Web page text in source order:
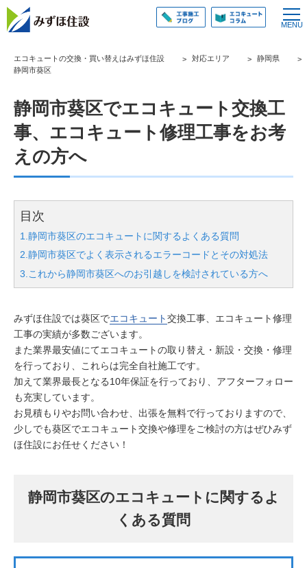
エコキュートの交換・買い替えはみずほ住設 対応エリア
静岡県
静岡市葵区
静岡市葵区でエコキュート交換工
事、エコキュート修理工事をお考
えの方へ
目次
1.静岡市葵区のエコキュートに関するよくある質問
2.静岡市葵区でよく表示されるエラーコードとその対処法
3.これから静岡市葵区へのお引越しを検討されている方へ
みずほ住設では葵区でエコキュート交換工事、エコキュート修理
工事の実績が多数ございます。
また業界最安値にてエコキュートの取り替え・新設・交換・修理
を行っており、これらは完全自社施工です。
加えて業界最長となる10年保証を行っており、アフターフォロー
も充実しています。
お見積もりやお問い合わせ、出張を無料で行っておりますので、
少しでも葵区でエコキュート交換や修理をご検討の方はぜひみず
ほ住設にお任せください！
静岡市葵区のエコキュートに関するよ
くある質問